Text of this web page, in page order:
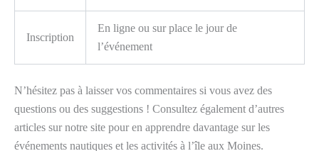
Inscription
En ligne ou sur place le jour de
l’événement
N’hésitez pas à laisser vos commentaires si vous avez des
questions ou des suggestions ! Consultez également d’autres
articles sur notre site pour en apprendre davantage sur les
événements nautiques et les activités à l’île aux Moines.